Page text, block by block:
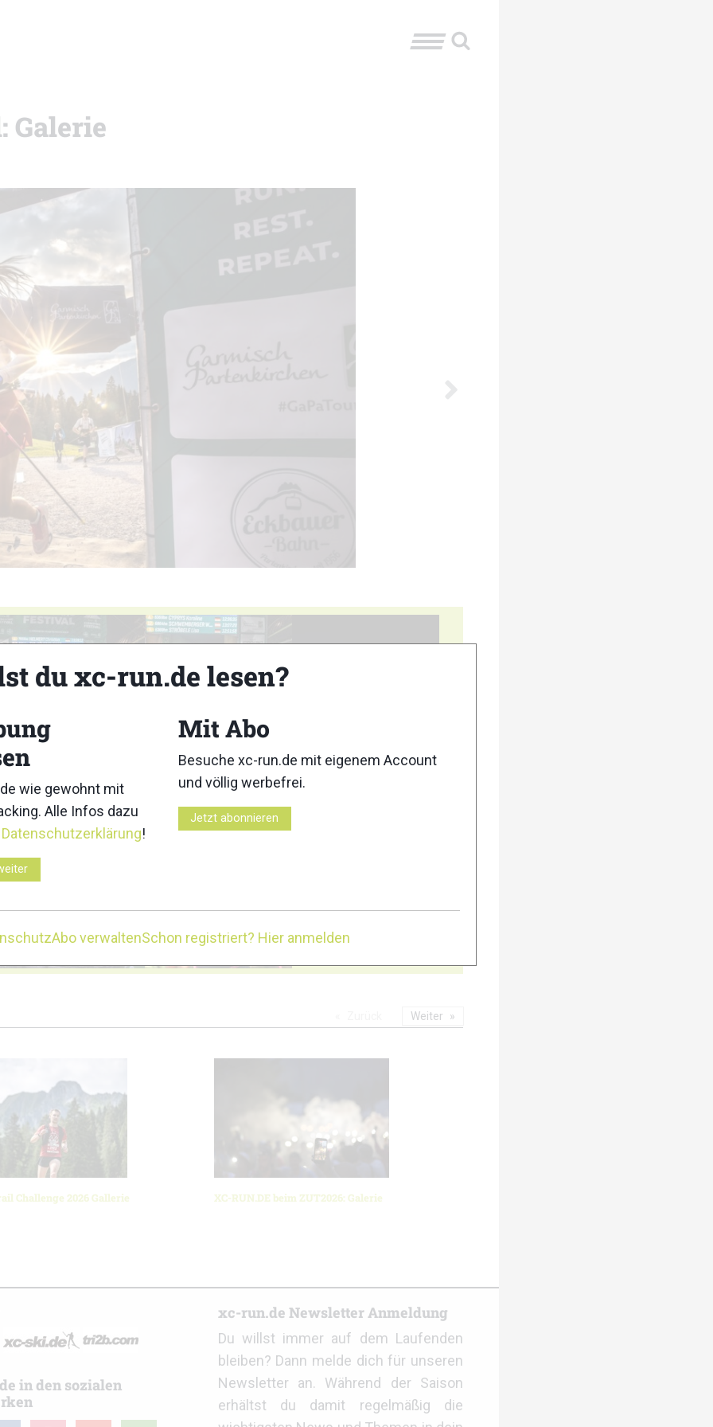
Galerie
4
8
Challenge 2026 Gallerie XC-RUN.DE beim ZUT2026: Galerie
Weiter
in den sozialen
xc-run.de Newsletter Anmeldung
Du willst immer auf dem Laufenden
bleiben? Dann melde dich für unseren
Newsletter an. Während der Saison
erhältst du damit regelmäßig die
du xc-run.de lesen?
wie gewohnt mit
Alle Infos dazu
Datenschutzerklärung!
Mit Abo
Besuche xc-run.de mit eigenem Account
und völlig werbefrei.
Jetzt abonnieren
Abo verwaltenSchon registriert? Hier anmelden